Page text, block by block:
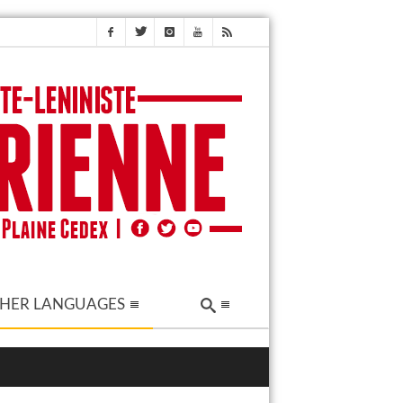
LANGUAGES